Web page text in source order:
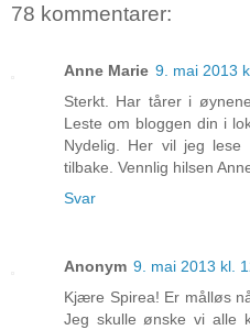
78 kommentarer:
Anne Marie 9. mai 2013
Sterkt. Har tårer i
Leste om bloggen din i
Nydelig. Her vil jeg
tilbake. Vennlig hilsen
Svar
Anonym 9. mai 2013 kl.
Kjære Spirea! Er målløs
Jeg skulle ønske vi alle